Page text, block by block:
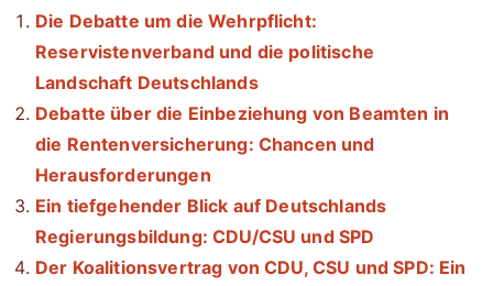
Die Debatte um die Wehrpflicht:
Reservistenverband und die politische
Landschaft Deutschlands
Debatte über die Einbeziehung von Beamten in
die Rentenversicherung: Chancen und
Herausforderungen
Ein tiefgehender Blick auf Deutschlands
Regierungsbildung: CDU/CSU und SPD
Der Koalitionsvertrag von CDU, CSU und SPD: Ein